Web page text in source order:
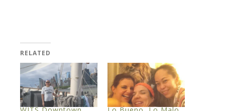
RELATED